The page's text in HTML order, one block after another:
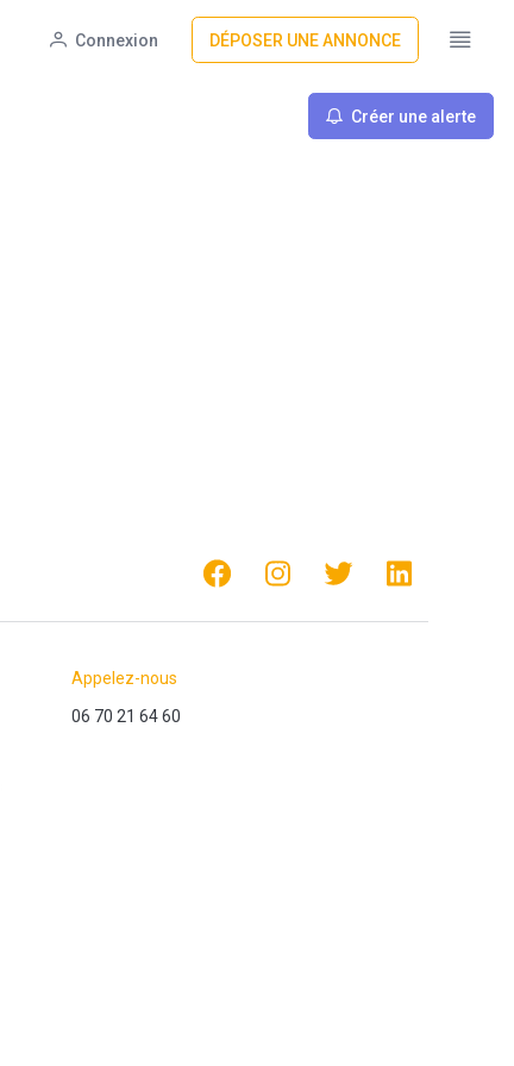
Connexion DÉPOSER UNE ANNONCE
Créer une alerte
Appelez-nous
06 70 21 64 60